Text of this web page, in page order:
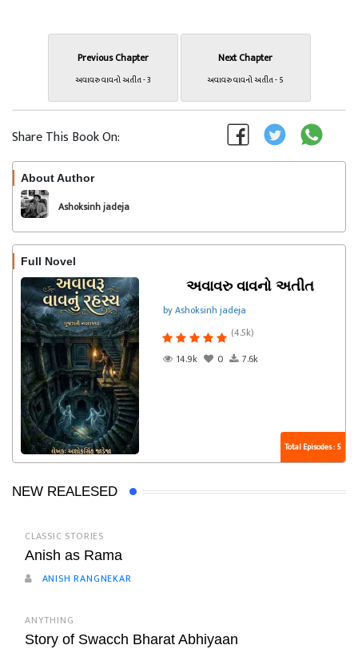
Previous Chapter
અવાવરુ વાવનો અતીત - 3
Next Chapter
અવાવરુ વાવનો અતીત - 5
Share This Book On:
About Author
Ashoksinh jadeja
Full Novel
અવાવરુ વાવનો અતીત
by Ashoksinh jadeja
(4.5k)
14.9k
0 7.6k
Total Episodes : 5
NEW REALESED
CLASSIC STORIES
Anish as Rama
ANISH RANGNEKAR
ANYTHING
Story of Swacch Bharat Abhiyaan